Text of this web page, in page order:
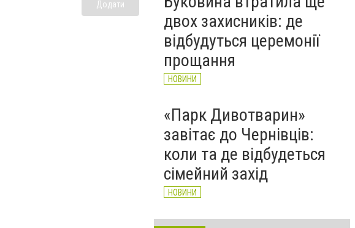
Додати
двох захисників: де
відбудуться церемонії
прощання
НОВИНИ
«Парк Дивотварин»
завітає до Чернівців:
коли та де відбудеться
сімейний захід
НОВИНИ